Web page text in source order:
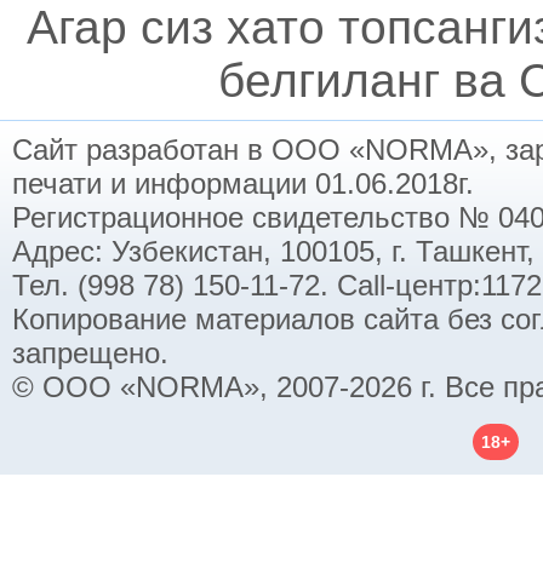
Агар сиз хато
белгиланг ва
Сайт разработан в ООО «NORMA»,
печати и информации 01.06.2018г.
Регистрационное свидетельство №
Адрес: Узбекистан, 100105, г.
Тел. (998 78) 150-11-72. Call-
Копирование материалов сайта без
запрещено.
© ООО «NORMA», 2007-2026 г. Все
18+